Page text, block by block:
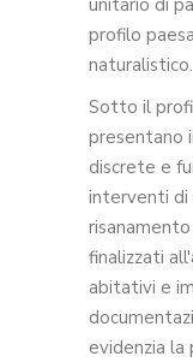
unitario di
profilo
naturalistico.
Sotto il
presentano
discrete e
interventi di
finalizzati
abitativi e
evidenzia la